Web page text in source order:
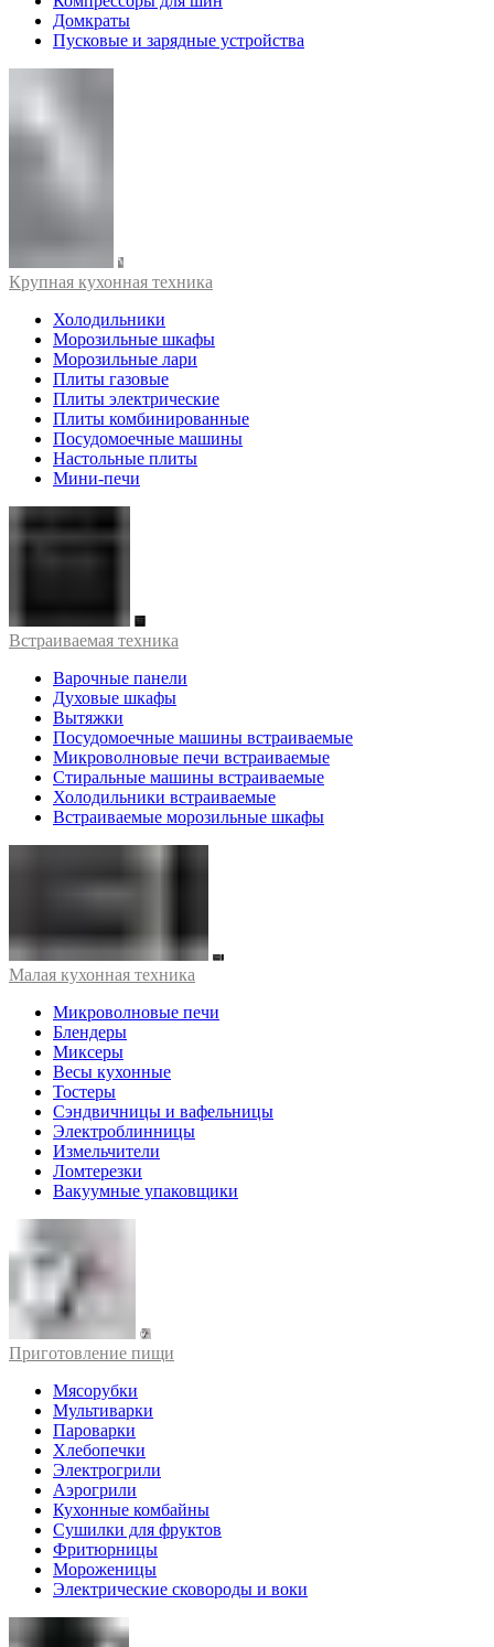
Домкраты
Пусковые и зарядные устройства
Крупная кухонная техника
Холодильники
Морозильные шкафы
Морозильные лари
Плиты газовые
Плиты электрические
Плиты комбинированные
Посудомоечные машины
Настольные плиты
Мини-печи
Встраиваемая техника
Варочные панели
Духовые шкафы
Вытяжки
Посудомоечные машины встраиваемые
Микроволновые печи встраиваемые
Стиральные машины встраиваемые
Холодильники встраиваемые
Встраиваемые морозильные шкафы
Малая кухонная техника
Микроволновые печи
Блендеры
Миксеры
Весы кухонные
Тостеры
Сэндвичницы и вафельницы
Электроблинницы
Измельчители
Ломтерезки
Вакуумные упаковщики
Приготовление пищи
Мясорубки
Мультиварки
Пароварки
Хлебопечки
Электрогрили
Аэрогрили
Кухонные комбайны
Сушилки для фруктов
Фритюрницы
Мороженицы
Электрические сковороды и воки